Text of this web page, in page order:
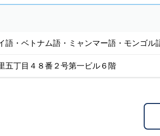
語・ベトナム語・ミャンマー語・モンゴル
五丁目４８番２号第一ビル６階